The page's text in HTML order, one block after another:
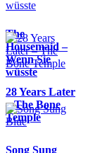
The
Housemaid –
Wenn Sie
wüsste
28 Years Later
– The Bone
Temple
Song Sung